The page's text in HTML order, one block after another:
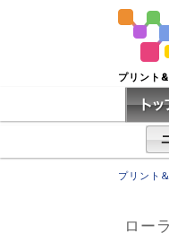
プリント
プリント
ロー